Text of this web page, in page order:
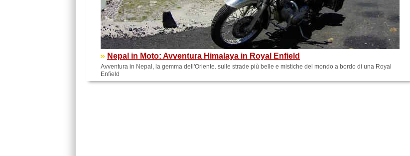
Nepal in Moto: Avventura Himalaya in Royal Enfield
Avventura in Nepal, la gemma dell'Oriente. sulle strade più belle e mistiche del mondo a bordo di una Royal
Enfield